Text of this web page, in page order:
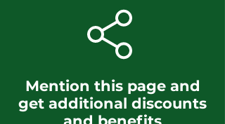
Mention this page and
get additional discounts